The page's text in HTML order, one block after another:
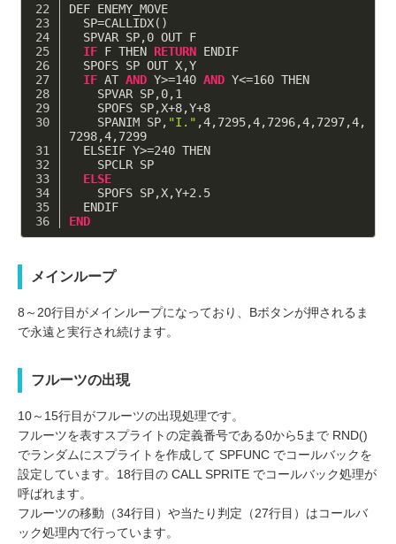
DEF ENEMY_MOVE
  SP=CALLIDX()
  SPVAR SP,
0 OUT F
IF F THEN RETURN ENDIF
  SPOFS SP OUT X,Y
IF AT AND Y>=140 AND Y<=160 THEN
    SPVAR SP,
0,1
    SPOFS SP,X+
8,Y+8
    SPANIM SP,
"I." ,4,7295,4,7296,4,7297,4,
7298,4,7299
  ELSEIF Y>=
240 THEN
    SPCLR SP
ELSE
    SPOFS SP,X,Y+
2.5
  ENDIF
END
メインループ
8～20行目がメインループになっており、Bボタンが押されるま
で永遠と実行され続けます。
フルーツの出現
10～15行目がフルーツの出現処理です。
フルーツを表すスプライトの定義番号である0から5まで RND()
でランダムにスプライトを作成して SPFUNC でコールバックを
設定しています。18行目の CALL SPRITE でコールバック処理が
呼ばれます。
フルーツの移動（34行目）や当たり判定（27行目）はコールバ
ック処理内で行っています。